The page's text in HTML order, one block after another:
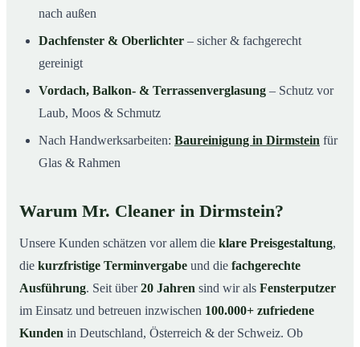
nach außen
Dachfenster & Oberlichter – sicher & fachgerecht
gereinigt
Vordach, Balkon- & Terrassenverglasung – Schutz vor
Laub, Moos & Schmutz
Nach Handwerksarbeiten: Baureinigung in Dirmstein für
Glas & Rahmen
Warum Mr. Cleaner in Dirmstein?
Unsere Kunden schätzen vor allem die klare Preisgestaltung,
die kurzfristige Terminvergabe und die fachgerechte
Ausführung. Seit über20 Jahren sind wir als Fensterputzer
im Einsatz und betreuen inzwischen 100.000+ zufriedene
Kunden in Deutschland, Österreich & der Schweiz. Ob